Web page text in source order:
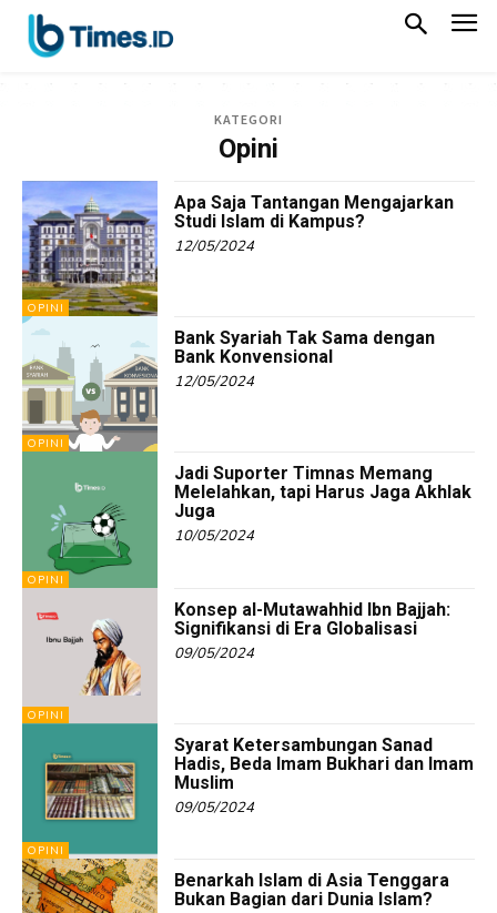
KATEGORI
Opini
OPINI
Apa Saja Tantangan Mengajarkan
Studi Islam di Kampus?
12/05/2024
OPINI
Bank Syariah Tak Sama dengan
Bank Konvensional
12/05/2024
OPINI
Jadi Suporter Timnas Memang
Melelahkan, tapi Harus Jaga Akhlak
Juga
10/05/2024
OPINI
Konsep al-Mutawahhid Ibn Bajjah:
Signifikansi di Era Globalisasi
09/05/2024
OPINI
Syarat Ketersambungan Sanad
Hadis, Beda Imam Bukhari dan Imam
Muslim
09/05/2024
Benarkah Islam di Asia Tenggara
Bukan Bagian dari Dunia Islam?